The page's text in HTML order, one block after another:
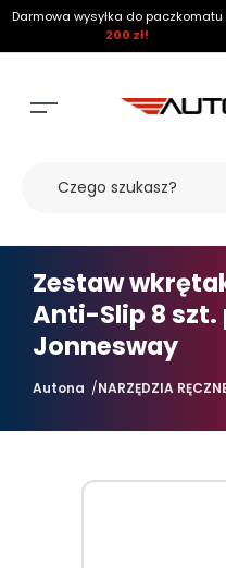
Darmowa wysyłka do paczkomatu
200 zł!
Zestaw
Anti-Slip 8 szt.
Jonnesway
Autona NARZĘDZIA